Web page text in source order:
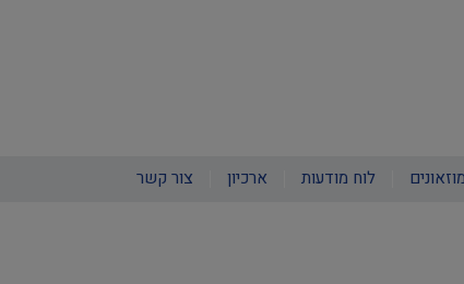
לוח מודעות ארכיון צור קשר